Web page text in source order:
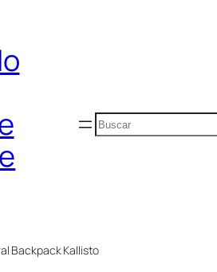
Buscar
Backpack Kallisto